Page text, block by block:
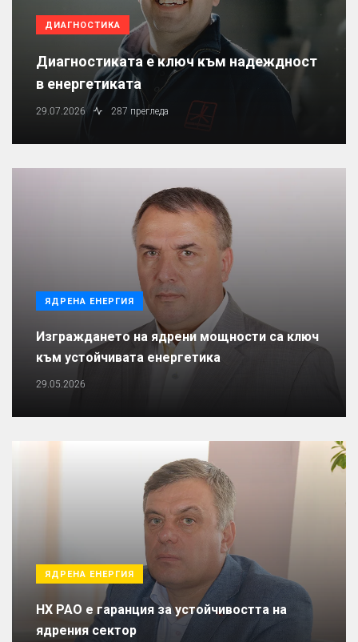
ДИАГНОСТИКА
Диагностиката е ключ към надеждност
в енергетиката
29.07.2026 287 прегледа
ЯДРЕНА ЕНЕРГИЯ
Изграждането на ядрени мощности са ключ
към устойчивата енергетика
29.05.2026
ЯДРЕНА ЕНЕРГИЯ
НХ РАО е гаранция за устойчивостта на
ядрения сектор